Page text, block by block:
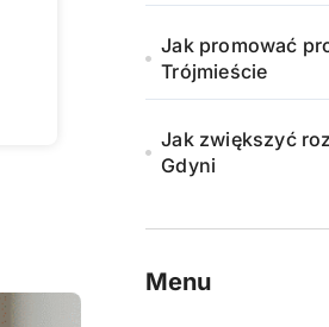
Jak promować
Trójmieście
Jak zwiększyć
Gdyni
Menu